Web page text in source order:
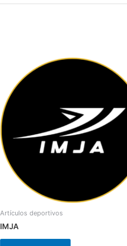
Artículos deportivos
IMJA